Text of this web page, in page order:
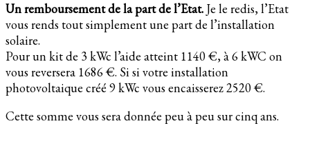
Un remboursement de la part de l’Etat. Je le redis, l’Etat
vous rends tout simplement une part de l’installation
solaire.
Pour un kit de 3 kWc l’aide atteint 1140 €, à 6 kWC on
vous reversera 1686 €. Si si votre installation
photovoltaique créé 9 kWc vous encaisserez 2520 €.
Cette somme vous sera donnée peu à peu sur cinq ans.